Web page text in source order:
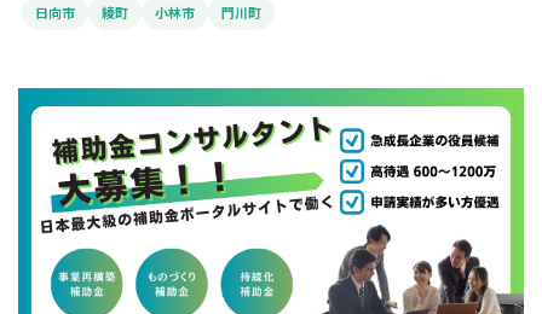
日向市
綾町 小林市 門川町